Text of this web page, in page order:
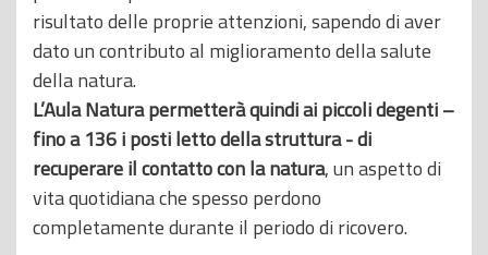
risultato delle proprie attenzioni, sapendo di aver
dato un contributo al miglioramento della salute
della natura.
L’Aula Natura permetterà quindi ai piccoli degenti –
fino a 136 i posti letto della struttura - di
recuperare il contatto con la natura, un aspetto di
vita quotidiana che spesso perdono
completamente durante il periodo di ricovero.